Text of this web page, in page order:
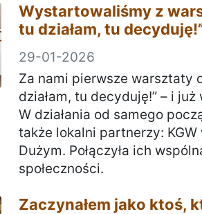
Wystartowaliśmy z
tu działam, tu
29-01-2026
Za nami pierwsze warsztaty
działam, tu decyduję!” – i
W działania od samego
także lokalni partnerzy: KGW
Dużym. Połączyła ich
społeczności.
Zaczynałem jako ktoś,